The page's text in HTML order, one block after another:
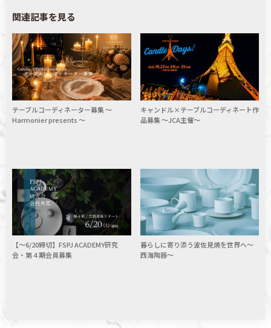
関連記事を見る
テーブルコーディネーター募集 〜
Harmonier presents 〜
キャンドル×テーブルコーディネート作
品募集 ～JCA主催～
【～6/20締切】FSPJ ACADEMY研究
会・第４期会員募集
暮らしに寄り添う波佐見焼を世界へ〜
西海陶器〜